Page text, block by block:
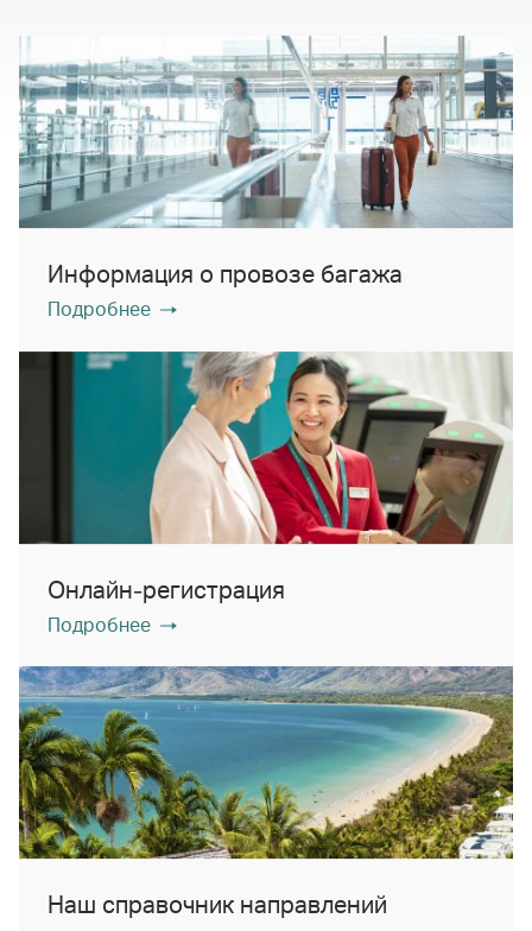
Информация о провозе багажа
Подробнее
Онлайн-регистрация
Подробнее
Наш справочник направлений